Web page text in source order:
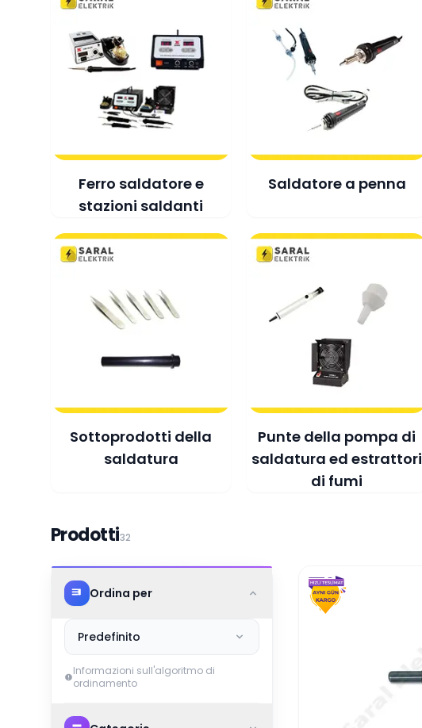
Ferro saldatore e
stazioni saldanti
Saldatore a penna
Sottoprodotti della
saldatura
Punte della pompa di
saldatura ed estrattori
di fumi
Prodotti32
Ordina per
Predefinito
Informazioni sull'algoritmo di
ordinamento